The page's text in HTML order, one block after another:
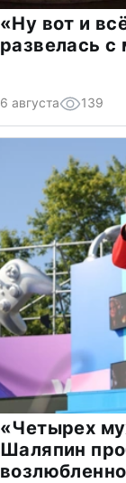
«Ну вот и
развелась
6 августа 139
«Четырех
Шаляпин